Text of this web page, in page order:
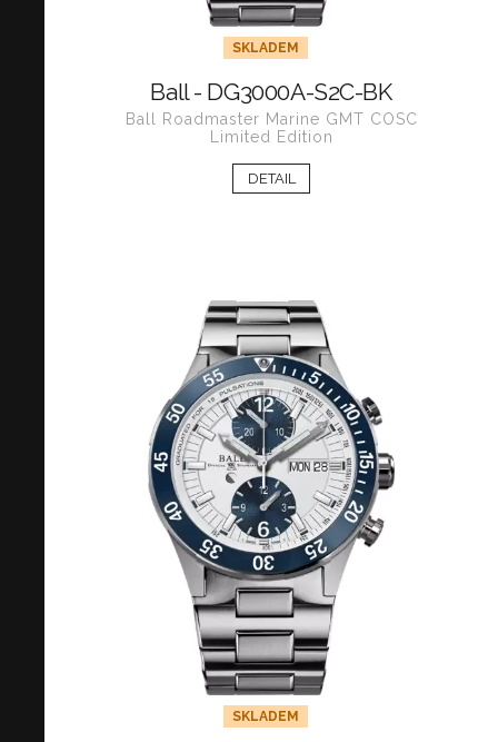
SKLADEM
Ball - DG3000A-S2C-BK
Ball Roadmaster Marine GMT COSC
Limited Edition
DETAIL
SKLADEM